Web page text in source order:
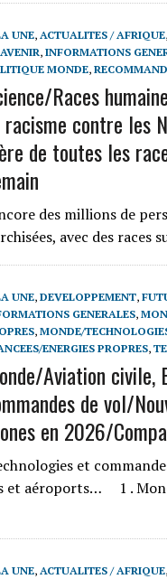
UNE, ACTUALITES / AFRIQUE,
, INFORMATIONS
MONDE,
Races
contre les
de toutes les
des millions de
avec des races
UNE, DEVELOPPEMENT,
GENERALES,
, MONDE/
ENERGIES PROPRES,
Aviation civile,
de vol/
en 2026/
et
et aéroports… 1 .
UNE, ACTUALITES / AFRIQUE,